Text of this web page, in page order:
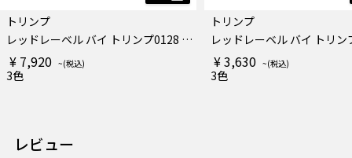
トリンプ
レッドレーベル バイ トリンプ0128 ブラジャー
¥ 7,920
3色
トリンプ
¥ 3,630
3色